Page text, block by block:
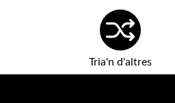
Tria'n d'altres